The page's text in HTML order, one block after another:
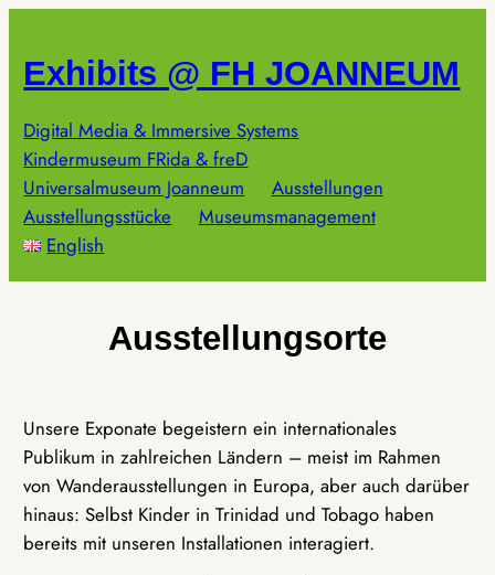
springen
Exhibits @ FH JOANNEUM
Digital Media & Immersive Systems
Kindermuseum FRida & freD
Universalmuseum Joanneum
Ausstellungen
Ausstellungsstücke
Museumsmanagement
English
Ausstellungsorte
Unsere Exponate begeistern ein internationales
Publikum in zahlreichen Ländern – meist im Rahmen
von Wanderausstellungen in Europa, aber auch darüber
hinaus: Selbst Kinder in Trinidad und Tobago haben
bereits mit unseren Installationen interagiert.